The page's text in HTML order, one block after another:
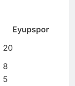
Eyupspor
20
8
5